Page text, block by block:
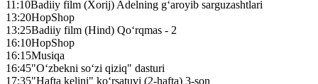
11:10Badiiy film (Xorij) Adelning g‘aroyib sarguzashtlari
13:20HopShop
13:25Badiiy film (Hind) Qo‘rqmas - 2
16:10HopShop
16:15Musiqa
16:45"O‘zbekni so‘zi qiziq" dasturi
17:35"Hafta kelini" ko‘rsatuvi (2-hafta) 3-son